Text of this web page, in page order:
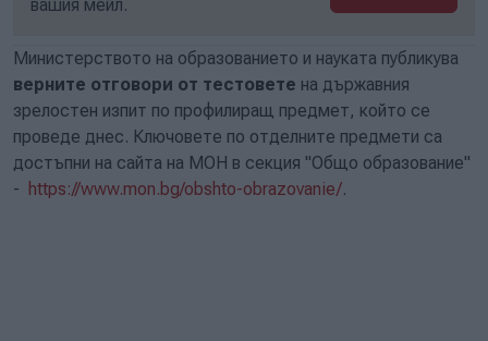
вашия мейл.
Министерството на образованието и науката публикува
верните отговори от тестовете на държавния
зрелостен изпит по профилиращ предмет, който се
проведе днес. Ключовете по отделните предмети са
достъпни на сайта на МОН в секция "Общо образование"
- https://www.mon.bg/obshto-obrazovanie/.